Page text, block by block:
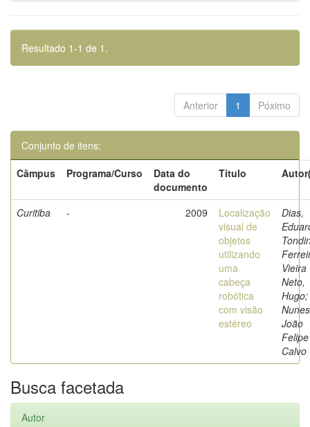
Resultado 1-1 de 1.
Anterior 1 Póximo
Conjunto de itens:
Câmpus
Programa/Curso
Data do
documento
Título
Curitiba - 2009
Localização
visual de
objetos
utilizando
uma
cabeça
robótica
com visão
estéreo
Dias,
Vieira
Neto,
Hugo;
João
Felipe
Calvo
Busca facetada
Autor